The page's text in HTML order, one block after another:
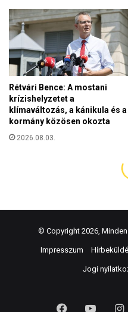
© Copyright 2026,
Impresszum
Jogi
Facebook